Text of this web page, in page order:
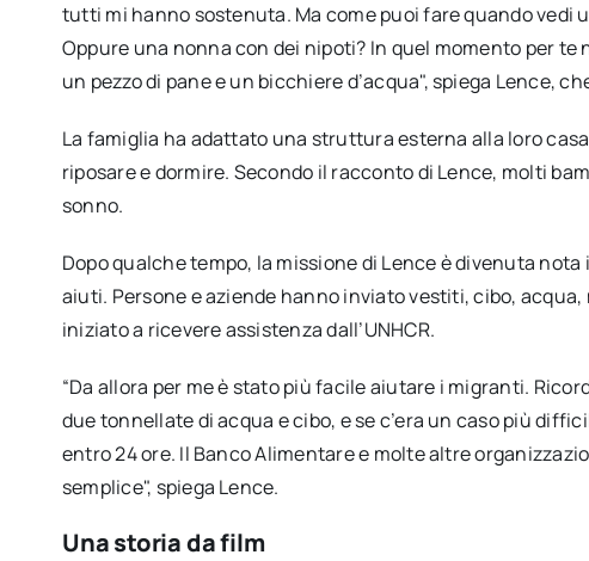
tutti mi hanno sostenuta. Ma come puoi fare quando vedi
Oppure una nonna con dei nipoti? In quel momento per
un pezzo di pane e un bicchiere d’acqua", spiega Lence,
La famiglia ha adattato una struttura esterna alla loro
riposare e dormire. Secondo il racconto di Lence, molti
sonno.
Dopo qualche tempo, la missione di Lence è divenuta
aiuti. Persone e aziende hanno inviato vestiti, cibo,
iniziato a ricevere assistenza dall’UNHCR.
“Da allora per me è stato più facile aiutare i migranti.
due tonnellate di acqua e cibo, e se c’era un caso più
entro 24 ore. Il Banco Alimentare e molte altre
semplice", spiega Lence.
Una storia da film